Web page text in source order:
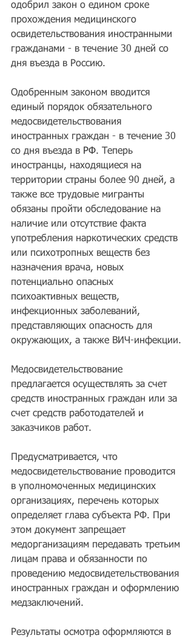
одобрил закон о едином сроке
прохождения медицинского
освидетельствования иностранными
гражданами - в течение 30 дней со
дня въезда в Россию.
Одобренным законом вводится
единый порядок обязательного
медосвидетельствования
иностранных граждан - в течение 30
со дня въезда в РФ. Теперь
иностранцы, находящиеся на
территории страны более 90 дней, а
также все трудовые мигранты
обязаны пройти обследование на
наличие или отсутствие факта
употребления наркотических средств
или психотропных веществ без
назначения врача, новых
потенциально опасных
психоактивных веществ,
инфекционных заболеваний,
представляющих опасность для
окружающих, а также ВИЧ-инфекции.
Медосвидетельствование
предлагается осуществлять за счет
средств иностранных граждан или за
счет средств работодателей и
заказчиков работ.
Предусматривается, что
медосвидетельствование проводится
в уполномоченных медицинских
организациях, перечень которых
определяет глава субъекта РФ. При
этом документ запрещает
медорганизациям передавать третьим
лицам права и обязанности по
проведению медосвидетельствования
иностранных граждан и оформлению
медзаключений.
Результаты осмотра оформляются в